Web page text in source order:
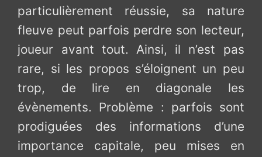
particulièrement réussie, sa nature
fleuve peut parfois perdre son lecteur,
joueur avant tout. Ainsi, il n’est pas
rare, si les propos s’éloignent un peu
trop, de lire en diagonale les
évènements. Problème : parfois sont
prodiguées des informations d’une
importance capitale, peu mises en